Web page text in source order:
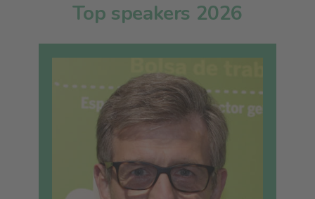
Top speakers 2026